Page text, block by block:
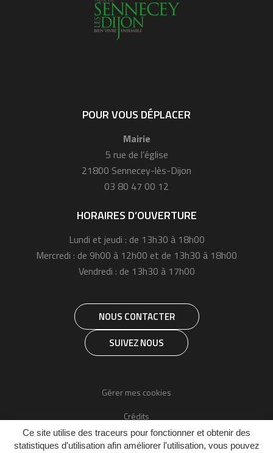
Ce site utilise des traceurs pour fonctionner et obtenir des
statistiques d'utilisation afin améliorer l'utilisation, vous pouvez
POUR VOUS DÉPLACER
Mairie
5 rue de l’église
21800 Sennecey-lès-Dijon
03 80 47 00 12
HORAIRES D’OUVERTURE
Lundi et jeudi : de 13h30 à 18h00
Mercredi : de 9h00 à 12h00 et de 13h30 à 18h00
Vendredi : de 13h30 à 17h00
NOUS CONTACTER
SUIVEZ NOUS
Gérer mes cookies
Crédits
Mentions légales